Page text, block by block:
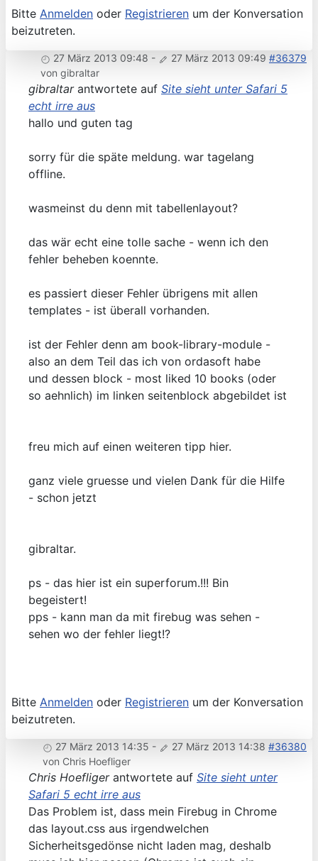
Bitte Anmelden oder Registrieren um der Konversation
beizutreten.
27 März 2013 09:48 - 27 März 2013 09:49 #36379
von gibraltar
gibraltarantwortete auf Site sieht unter Safari 5
echt irre aus
hallo und guten tag
sorry für die späte meldung. war tagelang
offline.
wasmeinst du denn mit tabellenlayout?
das wär echt eine tolle sache - wenn ich den
fehler beheben koennte.
es passiert dieser Fehler übrigens mit allen
templates - ist überall vorhanden.
ist der Fehler denn am book-library-module -
also an dem Teil das ich von ordasoft habe
und dessen block - most liked 10 books (oder
so aehnlich) im linken seitenblock abgebildet ist
freu mich auf einen weiteren tipp hier.
ganz viele gruesse und vielen Dank für die Hilfe
- schon jetzt
gibraltar.
ps - das hier ist ein superforum.!!! Bin
begeistert!
pps - kann man da mit firebug was sehen -
sehen wo der fehler liegt!?
Bitte Anmelden oder Registrieren um der Konversation
beizutreten.
27 März 2013 14:35 - 27 März 2013 14:38 #36380
von Chris Hoefliger
Chris Hoefligerantwortete auf Site sieht unter
Safari 5 echt irre aus
Das Problem ist, dass mein Firebug in Chrome
das layout.css aus irgendwelchen
Sicherheitsgedönse nicht laden mag, deshalb